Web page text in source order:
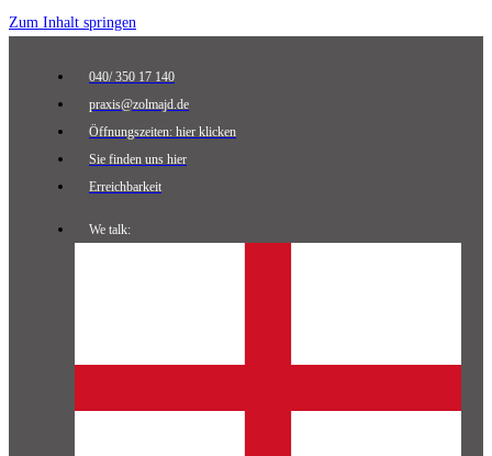
Zum Inhalt springen
040/ 350 17 140
praxis@zolmajd.de
Öffnungszeiten: hier klicken
Sie finden uns hier
Erreichbarkeit
We talk: